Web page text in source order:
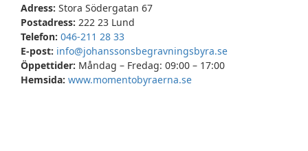
Adress: Stora Södergatan 67
Postadress: 222 23 Lund
Telefon: 046-211 28 33
E-post: info@johanssonsbegravningsbyra.se
Öppettider: Måndag – Fredag: 09:00 – 17:00
Hemsida: www.momentobyraerna.se